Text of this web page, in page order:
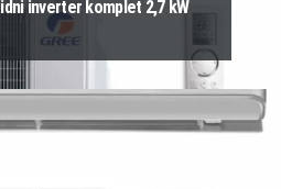
inverter komplet 2,7 kW